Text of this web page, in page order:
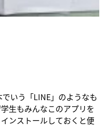
いう「LINE」のようなも
生もみんなこのアプリを
ンストールしておくと便